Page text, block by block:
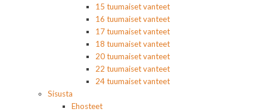
15 tuumaiset vanteet
16 tuumaiset vanteet
17 tuumaiset vanteet
18 tuumaiset vanteet
20 tuumaiset vanteet
22 tuumaiset vanteet
24 tuumaiset vanteet
Sisusta
Ehosteet